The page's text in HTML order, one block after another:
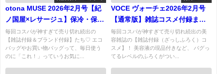
otona MUSE 2026年2月号【紀
ノ国屋×レサージュ】保冷・保温
お買い物バッグが優秀すぎ！2L
ペットボトルも入る大人エコバ
ッグ♡
毎回コスパが神すぎて売り切れ続出の
【雑誌付録＆ブランド付録】たち♡ エコ
バッグやお買い物バッグって、毎日使う
のに「これ！」っていうお気に...
VOCE ヴォーチェ2026年2月号
【通常版】雑誌コスメ付録まと
め！『KANEBO・うるツヤ髪&
もちふわ肌のための17点セット
「お風呂BOX」など』2025年12
毎回コスパが神すぎて売り切れ続出の美
容雑誌の【雑誌付録（ざっしふろく）コ
スメ】！ 美容液の現品付きなど、 バグっ
てるレベルのふろくがつい...